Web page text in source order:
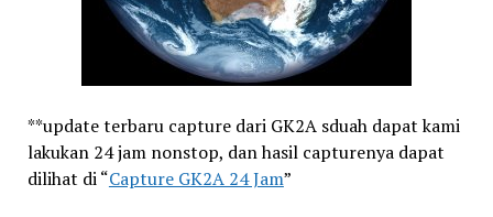
**update terbaru capture dari GK2A sduah dapat kami
lakukan 24 jam nonstop, dan hasil capturenya dapat
dilihat di “Capture GK2A 24 Jam”